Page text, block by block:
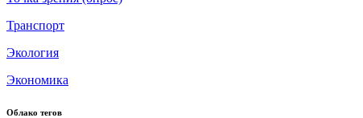
Транспорт
Экология
Экономика
Облако тегов